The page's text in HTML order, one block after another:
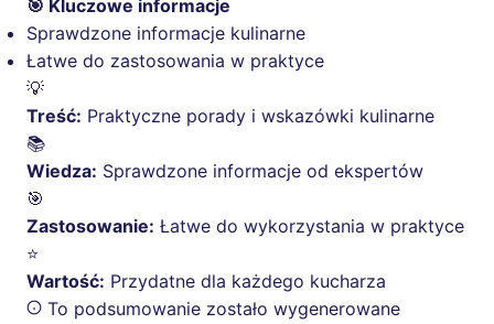
🎯 Kluczowe informacje
Sprawdzone informacje kulinarne
Łatwe do zastosowania w praktyce
💡
Treść: Praktyczne porady i wskazówki kulinarne
📚
Wiedza: Sprawdzone informacje od ekspertów
🎯
Zastosowanie: Łatwe do wykorzystania w praktyce
⭐
Wartość: Przydatne dla każdego kucharza
To podsumowanie zostało wygenerowane